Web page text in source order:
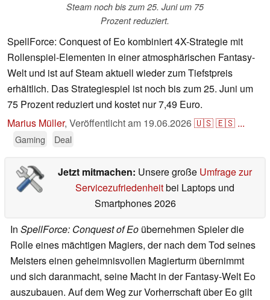
Steam noch bis zum 25. Juni um 75
Prozent reduziert.
SpellForce: Conquest of Eo kombiniert 4X-Strategie mit
Rollenspiel-Elementen in einer atmosphärischen Fantasy-
Welt und ist auf Steam aktuell wieder zum Tiefstpreis
erhältlich. Das Strategiespiel ist noch bis zum 25. Juni um
75 Prozent reduziert und kostet nur 7,49 Euro.
Marius Müller, Veröffentlicht am 19.06.2026🇺🇸🇪🇸 ...
Gaming Deal
Jetzt mitmachen: Unsere große Umfrage zur
Servicezufriedenheitbei Laptops und
Smartphones 2026
In SpellForce: Conquest of Eo übernehmen Spieler die
Rolle eines mächtigen Magiers, der nach dem Tod seines
Meisters einen geheimnisvollen Magierturm übernimmt
und sich daranmacht, seine Macht in der Fantasy-Welt Eo
auszubauen. Auf dem Weg zur Vorherrschaft über Eo gilt